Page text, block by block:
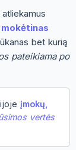
bet kurią
pateikiama po
įmokų,
vertės